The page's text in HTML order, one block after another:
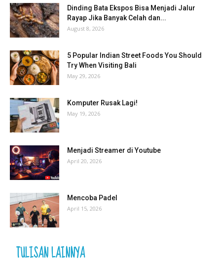
Dinding Bata Ekspos Bisa Menjadi Jalur
Rayap Jika Banyak Celah dan...
August 8, 2026
5 Popular Indian Street Foods You Should
Try When Visiting Bali
May 29, 2026
Komputer Rusak Lagi!
May 19, 2026
Menjadi Streamer di Youtube
April 20, 2026
Mencoba Padel
April 15, 2026
TULISAN LAINNYA